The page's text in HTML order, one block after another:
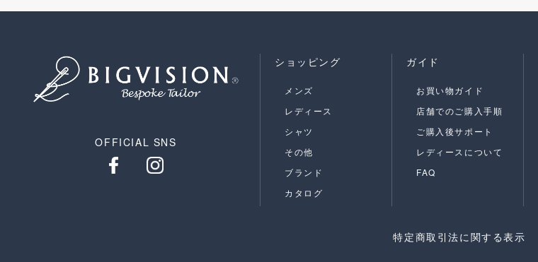
OFFICIAL SNS
ショッピング
メンズ
レディース
シャツ
その他
ブランド
カタログ
ガイド
お買い物ガイド
店舗でのご購入手順
ご購入後サポート
レディースについて
FAQ
特定商取引法に関する表示